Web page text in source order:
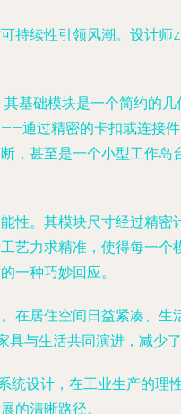
持续性引领风潮。设计
其基础模块是一个简约
通过精密的卡扣或连接
，甚至是一个小型工作
性。其模块尺寸经过精
艺力求精准，使得每一
一种巧妙回应。
在居住空间日益紧凑、
具与生活共同演进，减
统设计，在工业生产的
的清晰路径。